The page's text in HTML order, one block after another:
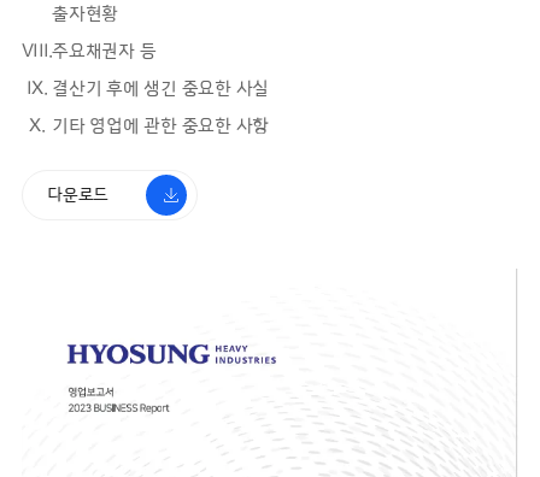
출자현황
주요채권자 등
결산기 후에 생긴 중요한 사실
기타 영업에 관한 중요한 사항
다운로드